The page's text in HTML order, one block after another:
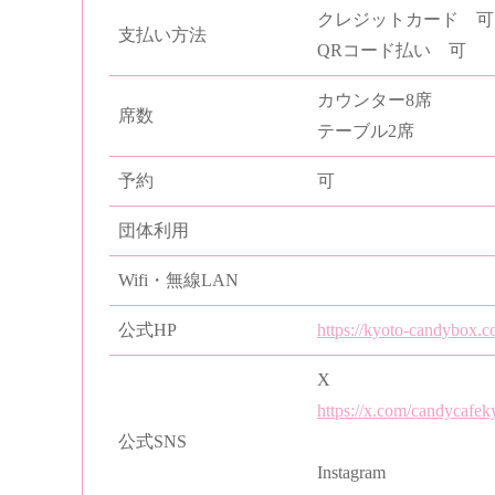
支払い方法
クレジットカード 可
QRコード払い 可
席数
カウンター8席
テーブル2席
予約 可
団体利用
Wifi・無線LAN
公式HP https://kyoto-
公式SNS
X
https://x.com/
Instagram